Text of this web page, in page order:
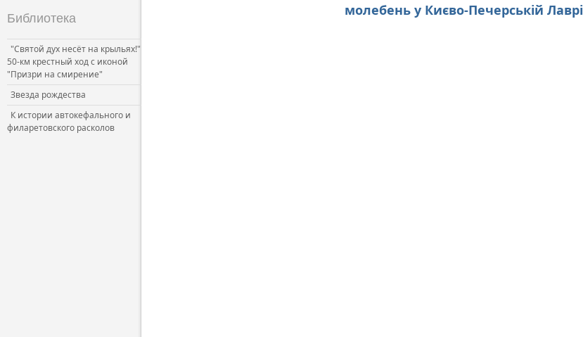
Библиотека
"Святой дух несёт на крыльях!"
50-км крестный ход с иконой
"Призри на смирение"
Звезда рождества
К истории автокефального и
филаретовского расколов
молебень у Києво-Печерській Лаврі